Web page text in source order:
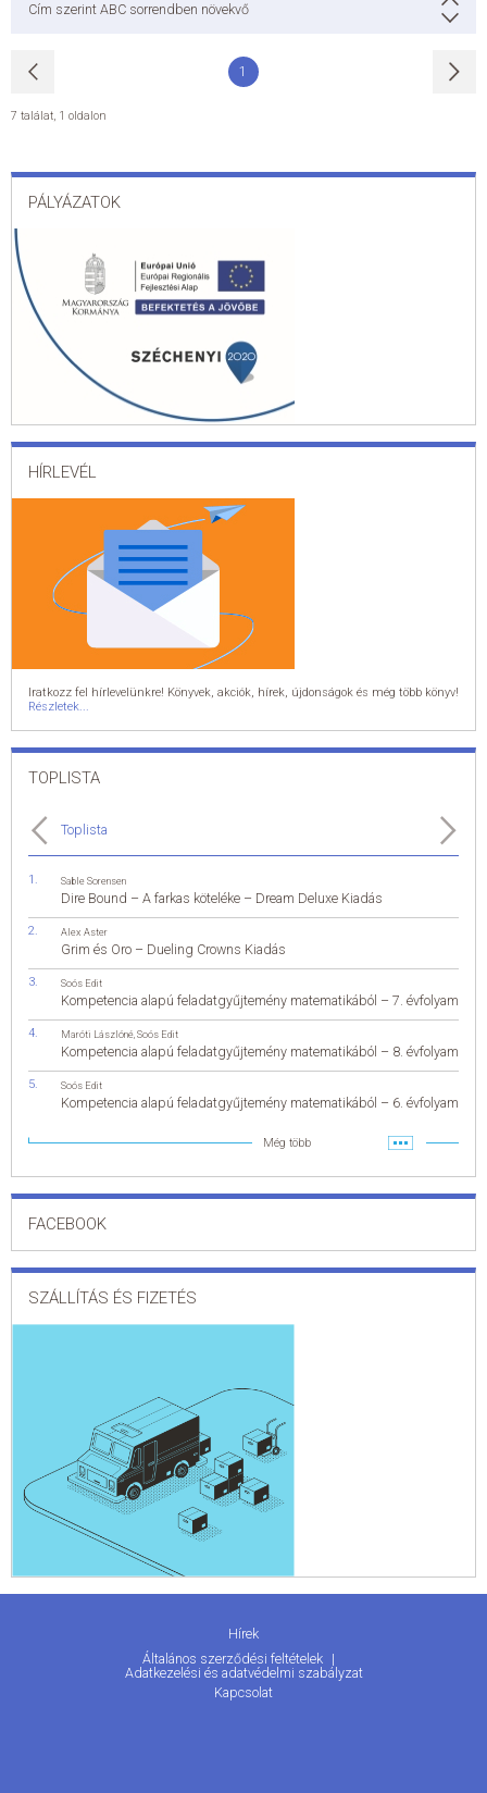
Cím szerint ABC sorrendben növekvő
1
7 találat, 1 oldalon
PÁLYÁZATOK
HÍRLEVÉL
Iratkozz fel hírlevelünkre! Könyvek, akciók, hírek, újdonságok és még több könyv!
Részletek...
TOPLISTA
Toplista
Sable Sorensen
Dire Bound – A farkas köteléke – Dream Deluxe Kiadás
Alex Aster
Grim és Oro – Dueling Crowns Kiadás
Soós Edit
Kompetencia alapú feladatgyűjtemény matematikából – 7. évfolyam
Maróti Lászlóné Soós Edit
Kompetencia alapú feladatgyűjtemény matematikából – 8. évfolyam
Soós Edit
Kompetencia alapú feladatgyűjtemény matematikából – 6. évfolyam
Még több
FACEBOOK
SZÁLLÍTÁS ÉS FIZETÉS
Hírek
Általános szerződési feltételek
Adatkezelési és adatvédelmi szabályzat
Kapcsolat